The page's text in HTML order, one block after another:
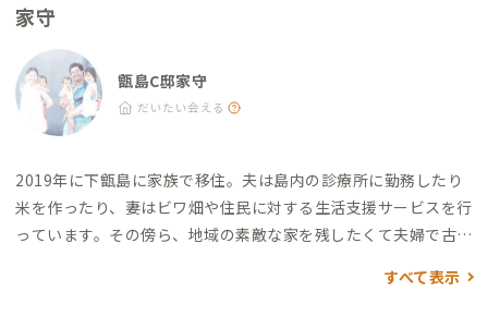
インランドリー ・コインランドリー太陽館：車15分
家守
甑島C邸家守
だいたい会える
2019年に下甑島に家族で移住。夫は島内の診療所に勤務したり
米を作ったり、妻はビワ畑や住民に対する生活支援サービスを行
っています。その傍ら、地域の素敵な家を残したくて夫婦で古民
温かさに育んでもらっています。この下甑島の良さを多くの方に
すべて表示